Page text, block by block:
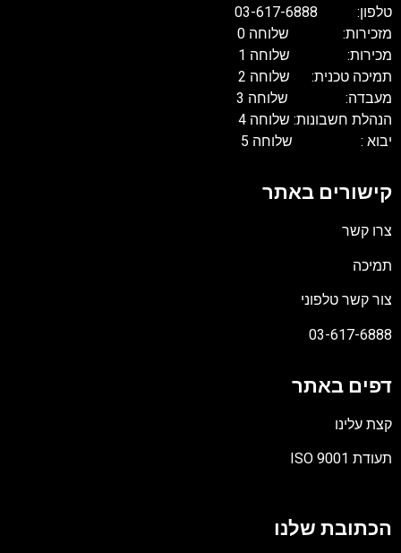
טלפון: 03-617-6888
מזכירות: שלוחה 0
מכירות: שלוחה 1
תמיכה טכנית: שלוחה 2
מעבדה: שלוחה 3
הנהלת חשבונות: שלוחה 4
יבוא : שלוחה 5
קישורים באתר
צרו קשר
תמיכה
צור קשר טלפוני
03-617-6888
דפים באתר
קצת עלינו
תעודת ISO 9001
PDF
הכתובת שלנו